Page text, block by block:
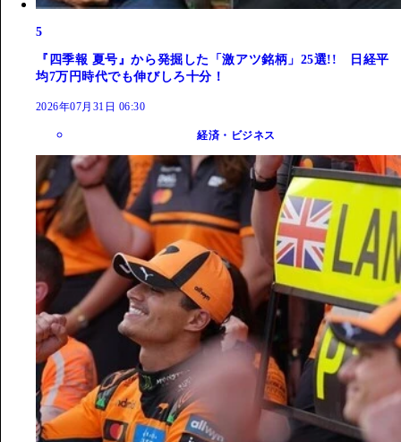
5
『四季報 夏号』から発掘した「激アツ銘柄」25選!! 日経平
均7万円時代でも伸びしろ十分！
2026年07月31日 06:30
経済・ビジネス